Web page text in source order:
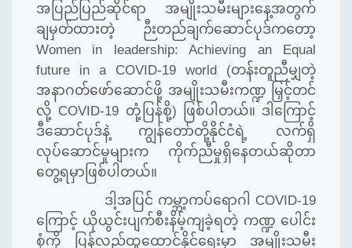
အပြည်ပြည်ဆိုင်ရာ အမျိုးသမီးများနေ့အတွက်
ချမှတ်ထားတဲ့ ဉီးတည်ချက်ဆောင်ပုဒ်ကတော့
Women in leadership: Achieving an Equal
future in a COVID-19 world (တန်းတူညီမျှတဲ့
အနာဂတ်ဖော်ဆောင်ဖို့ အမျိုးသမီးကဏ္ဍ မြှင့်တင်
လို့ COVID-19 တုံ့ပြန်စို့) ဖြစ်ပါတယ်။ ဒါကြောင့်
ဒီဆောင်ပုဒ်နဲ့ ကျွန်တော်တို့နိုင်ငံရဲ့ လက်ရှိ
လုပ်‌ဆောင်မှုများက ကိုက်ညီမှုရှိနေတယ်ဆိုတာ
တွေ့ရမှာဖြစ်ပါတယ်။
ဒါ့အပြင် ကမ္ဘာ့ကပ်ရောဂါ COVID-19
ကြောင့် ယိုယွင်းပျက်စီးနိမ့်ကျခဲ့ရတဲ့ ကဏ္ဍ ပေါင်း
စုံကို ပြန်လည်ထူထောင်နိုင်ရေးမှာ အမျိုးသမီး